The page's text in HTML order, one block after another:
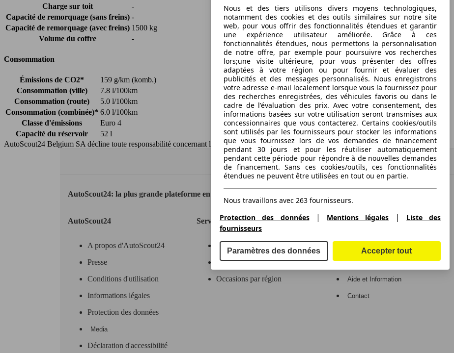
Charge sur toit
-
Capacité de remorquage (sans freins) -
Capacité de remorquage (avec freins) 1500 kg
Volume du coffre
-
Consommation
Émissions de CO2*
159 g/km (komb.)
Consommation (ville)
7.8 l/100km
Consommation (route)
5.0 l/100km
Consommation (combinée)* 6.0 l/100km
Classe d'émissions
Euro 4
Capacité du réservoir
52 l
AutoScout24 Belgium SA décline toute responsabilité concernant l’exactitude des informations fournies
AutoScout24: la plus grande plateforme en ligne de voitures en Europe.
AutoScout24
A propos d'AutoScout24
Presse
Conditions d'utilisation
Informations légales
Protection des données
Media
Déclaration d'accessibilité
Service
Contact et aide
Occasions par marque
Occasions par région
Espace Pro
Inscription
Aide et Information
Contact
Nous et des tiers utilisons divers moyens technologiques,
notamment des cookies et des outils similaires sur notre site
web, pour vous offrir des fonctionnalités étendues et garantir
une expérience utilisateur améliorée. Grâce à ces
fonctionnalités étendues, nous permettons la personnalisation
de notre offre, par exemple pour poursuivre vos recherches
lors;une visite ultérieure, pour vous présenter des offres
adaptées à votre région ou pour fournir et évaluer des
publicités et des messages personnalisés. Nous enregistrons
votre adresse e-mail localement lorsque vous la fournissez pour
des recherches enregistrées, des véhicules favoris ou dans le
cadre de l'évaluation des prix. Avec votre consentement, des
informations basées sur votre utilisation seront transmises aux
concessionnaires que vous contacterez. Certains cookies/outils
sont utilisés par les fournisseurs pour stocker les informations
que vous fournissez lors de vos demandes de financement
pendant 30 jours et pour les réutiliser automatiquement
pendant cette période pour répondre à de nouvelles demandes
de financement. Sans ces cookies/outils, ces fonctionnalités
étendues ne peuvent être utilisées en tout ou en partie.
Nous travaillons avec 263 fournisseurs.
Protection des données| Mentions légales |
Liste des
fournisseurs
Paramètres des données Accepter tout